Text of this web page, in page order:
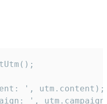
', utm.content);
',